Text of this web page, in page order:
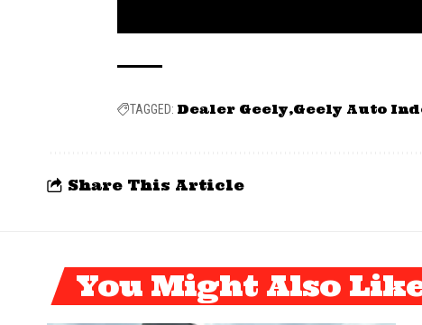
TAGGED: Dealer Geely Geely Auto
Share This Article
You Might Also